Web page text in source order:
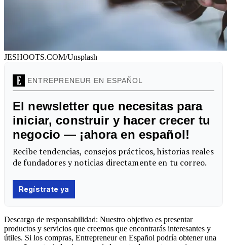
JESHOOTS.COM/Unsplash
Descargo de responsabilidad: Nuestro objetivo es presentar
productos y servicios que creemos que encontrarás interesantes y
útiles. Si los compras, Entrepreneur en Español podría obtener una